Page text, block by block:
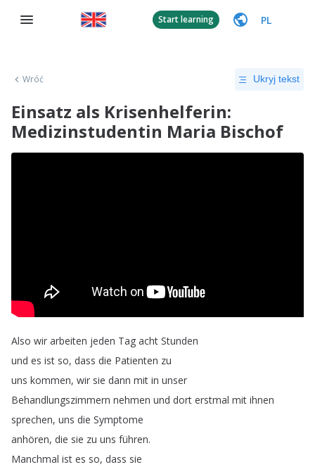
Start learning PL
Wróć Ukryj tekst
Einsatz als Krisenhelferin:
Medizinstudentin Maria Bischof
Also wir arbeiten jeden Tag acht Stunden
und es ist so, dass die Patienten zu
uns kommen, wir sie dann mit in unser
Behandlungszimmern nehmen und dort erstmal mit ihnen
sprechen, uns die Symptome
anhören, die sie zu uns führen.
Manchmal ist es so, dass sie